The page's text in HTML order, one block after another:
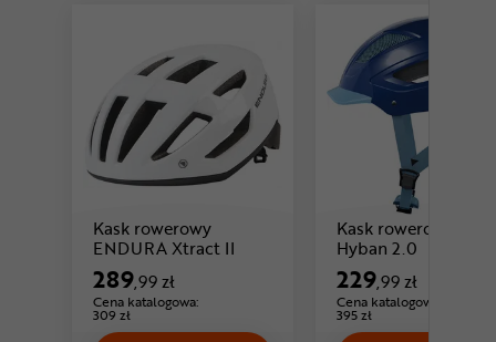
Kask rowerowy
ENDURA Xtract II
Cena: 289 ,99 zł
289,99 zł
Cena katalogowa:
309 zł
Kask rowerowy
Hyban 2.0
229,99 zł
Cena katalogowa:
395 zł